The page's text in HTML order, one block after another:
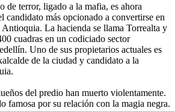
de terror, ligado a la mafia, es ahora
candidato más opcionado a convertirse en
La hacienda se llama Torrealta y
cuadras en un codiciado sector
Uno de sus propietarios actuales es
de la ciudad y candidato a la
del predio han muerto violentamente.
famosa por su relación con la magia negra.